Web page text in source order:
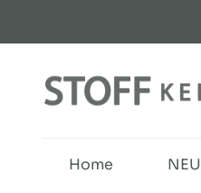
Home NEU